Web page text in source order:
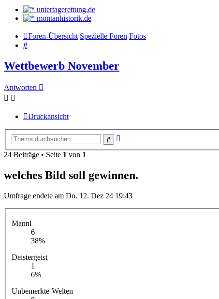
untertagerettung.de
montanhistorik.de
Foren-Übersicht Spezielle Foren Fotos
Suche
Wettbewerb November
Antworten
Druckansicht
Suche
24 Beiträge • Seite 1 von 1
welches Bild soll gewinnen.
Umfrage endete am Do. 12. Dez 24 19:43
Mannl
6
38%
Deistergeist
1
6%
Unbemerkte-Welten